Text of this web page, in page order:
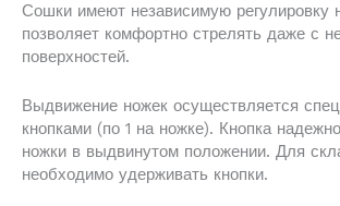
Сошки имеют независимую регулировку
позволяет комфортно стрелять даже с
поверхностей.
Выдвижение ножек осуществляется
кнопками (по 1 на ножке). Кнопка
ножки в выдвинутом положении. Для
необходимо удерживать кнопки.